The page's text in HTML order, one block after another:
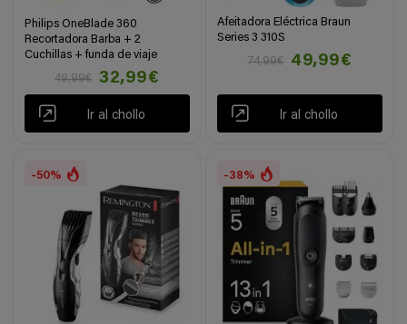
Philips OneBlade 360
Recortadora Barba + 2
Cuchillas + funda de viaje
49,99€
32,99€
Ir al chollo
Afeitadora Eléctrica Braun
Series 3 310S
74,99€
49,99€
Ir al chollo
-50% -38%